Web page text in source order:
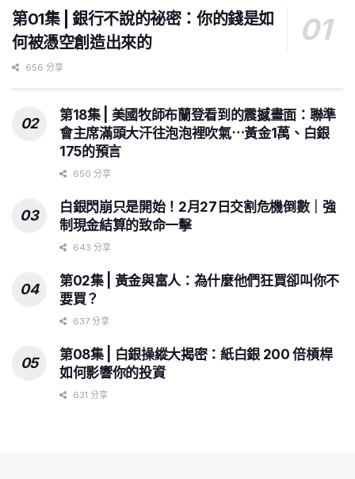
第01集 | 銀行不說的祕密：你的錢是如
何被憑空創造出來的
656 分享
第18集 | 美國牧師布蘭登看到的震撼畫面：聯準
會主席滿頭大汗往泡泡裡吹氣⋯黃金1萬、白銀
175的預言
650 分享
白銀閃崩只是開始！2月27日交割危機倒數｜強
制現金結算的致命一擊
643 分享
第02集 | 黃金與富人：為什麼他們狂買卻叫你不
要買？
637 分享
第08集 | 白銀操縱大揭密：紙白銀 200 倍槓桿
如何影響你的投資
631 分享